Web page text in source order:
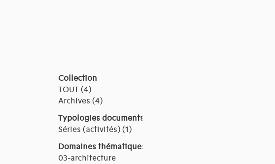
Collection
TOUT (4)
Archives (4)
Typologies documents
Séries (activités) (1)
Domaines thématiques
03-architecture